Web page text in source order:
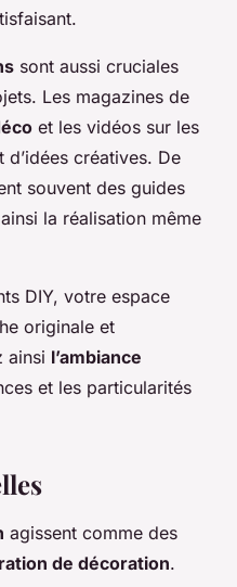
sont aussi cruciales
Les magazines de
et les vidéos sur les
créatives. De
souvent des guides
la réalisation même
DIY, votre espace
originale et
ainsi l’ambiance
et les particularités
agissent comme des
de décoration.